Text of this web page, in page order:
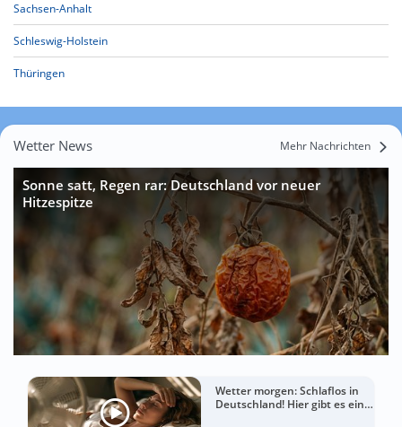
Sachsen-Anhalt
Schleswig-Holstein
Thüringen
Wetter News Mehr Nachrichten
Sonne satt, Regen rar: Deutschland vor neuer
Hitzespitze
Wetter morgen: Schlaflos in
Deutschland! Hier gibt es eine